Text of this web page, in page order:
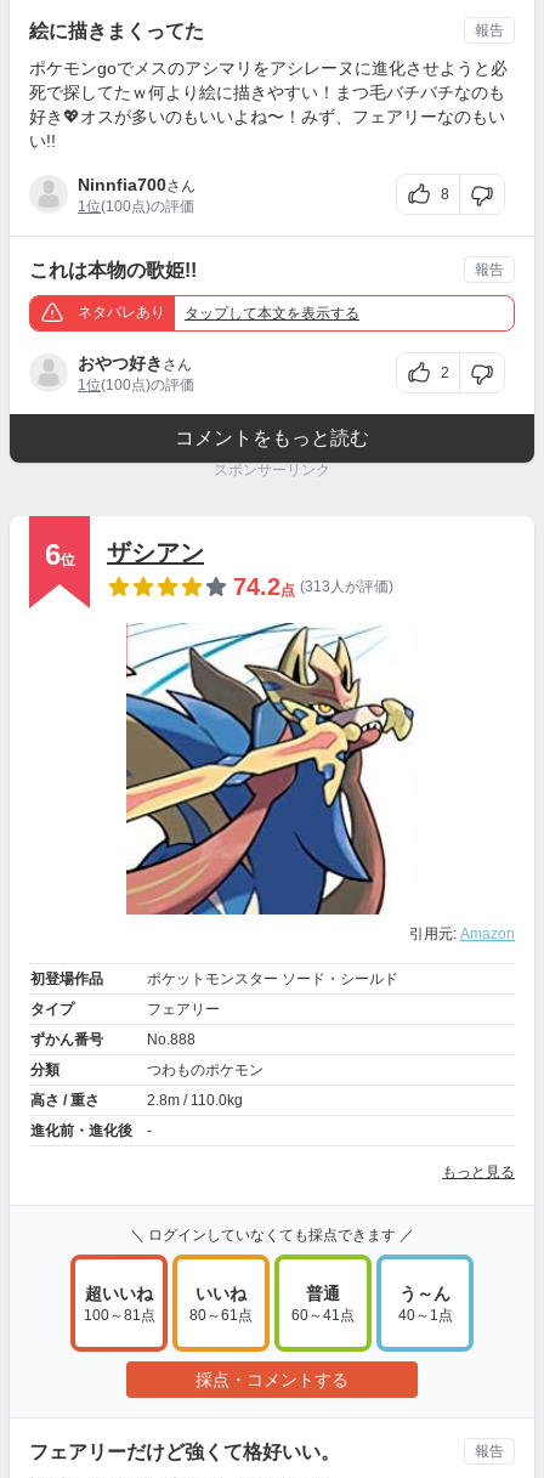
絵に描きまくってた
ポケモンgoでメスのアシマリをアシレーヌに進化させようと必
死で探してたｗ何より絵に描きやすい！まつ毛バチバチなのも
好き💖オスが多いのもいいよね〜！みず、フェアリーなのもい
い!!
Ninnfia700さん
1位(100点)の評価
8
報告
これは本物の歌姫!!
ネタバレあり タップして本文を表示する
おやつ好き さん
1位(100点)の評価
2
報告
コメントをもっと読む
スポンサーリンク
6位
ザシアン
74.2点 (313人が評価)
引用元: Amazon
初登場作品
ポケットモンスター ソード・シールド
タイプ
フェアリー
ずかん番号
No.888
分類
つわものポケモン
高さ / 重さ
2.8m / 110.0kg
進化前・進化後
-
もっと見る
＼ ログインしていなくても採点できます ／
超いいね
100～81点
いいね
80～61点
普通
60～41点
う～ん
40～1点
採点・コメントする
フェアリーだけど強くて格好いい。 報告